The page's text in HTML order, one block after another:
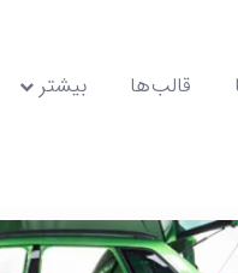
قالب‌ها بیشتر